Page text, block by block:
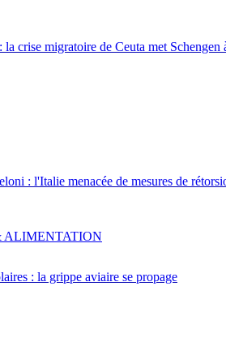
la crise migratoire de Ceuta met Schengen
: l'Italie menacée de mesures de
: la grippe aviaire se propage
ALIMENTATION